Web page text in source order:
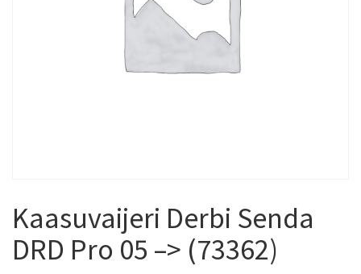
Kaasuvaijeri Derbi Senda
DRD Pro 05 –> (73362)